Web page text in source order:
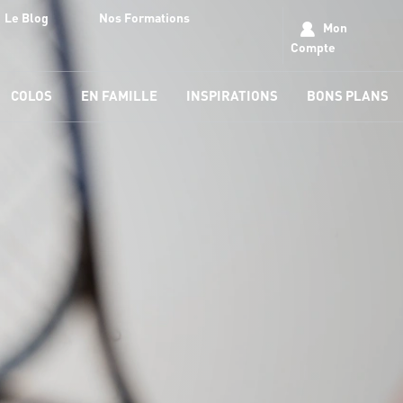
Le Blog Nos Formations
Mon
Compte
COLOS EN FAMILLE INSPIRATIONS BONS PLANS